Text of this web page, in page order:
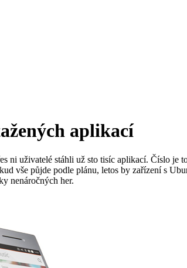
aplikací
ni uživatelé stáhli už sto tisíc aplikací. Číslo je
vše půjde podle plánu, letos by zařízení s
nenáročných her.